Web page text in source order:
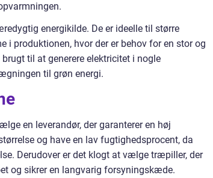
energikilde. De er ideelle til større
produktionen, hvor der er behov for en stor og
til at generere elektricitet i nogle
til grøn energi.
en leverandør, der garanterer en høj
og have en lav fugtighedsprocent, da
Derudover er det klogt at vælge træpiller, der
og sikrer en langvarig forsyningskæde.